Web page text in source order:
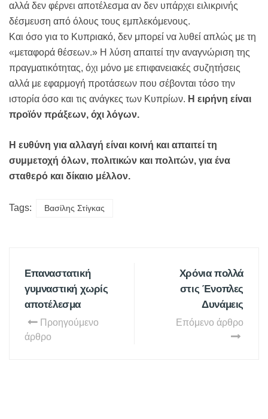
αλλά δεν φέρνει αποτέλεσμα αν δεν υπάρχει ειλικρινής
δέσμευση από όλους τους εμπλεκόμενους.
Και όσο για το Κυπριακό, δεν μπορεί να λυθεί απλώς με τη
«μεταφορά θέσεων.» Η λύση απαιτεί την αναγνώριση της
πραγματικότητας, όχι μόνο με επιφανειακές συζητήσεις
αλλά με εφαρμογή προτάσεων που σέβονται τόσο την
ιστορία όσο και τις ανάγκες των Κυπρίων. Η ειρήνη είναι
προϊόν πράξεων, όχι λόγων.
Η ευθύνη για αλλαγή είναι κοινή και απαιτεί τη
συμμετοχή όλων, πολιτικών και πολιτών, για ένα
σταθερό και δίκαιο μέλλον.
Tags: Βασίλης Στίγκας
Επαναστατική
γυμναστική χωρίς
αποτέλεσμα
Προηγούμενο
άρθρο
Χρόνια πολλά
στις Ένοπλες
Δυνάμεις
Επόμενο άρθρο